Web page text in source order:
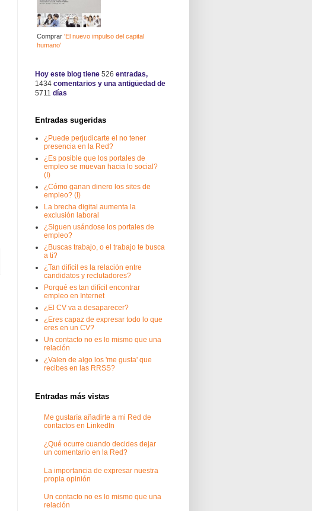
Comprar 'El nuevo impulso del capital
humano'
Hoy este blog tiene 526 entradas,
1434 comentarios y una antigüedad de
5711 días
Entradas sugeridas
¿Puede perjudicarte el no tener
presencia en la Red?
¿Es posible que los portales de
empleo se muevan hacia lo social?
(I)
¿Cómo ganan dinero los sites de
empleo? (I)
La brecha digital aumenta la
exclusión laboral
¿Siguen usándose los portales de
empleo?
¿Buscas trabajo, o el trabajo te busca
a ti?
¿Tan difícil es la relación entre
candidatos y reclutadores?
Porqué es tan difícil encontrar
empleo en Internet
¿El CV va a desaparecer?
¿Eres capaz de expresar todo lo que
eres en un CV?
Un contacto no es lo mismo que una
relación
¿Valen de algo los 'me gusta' que
recibes en las RRSS?
Entradas más vistas
Me gustaría añadirte a mi Red de
contactos en LinkedIn
¿Qué ocurre cuando decides dejar
un comentario en la Red?
La importancia de expresar nuestra
propia opinión
Un contacto no es lo mismo que una
relación